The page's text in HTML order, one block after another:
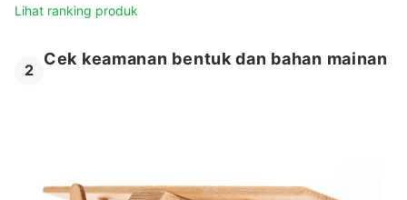
Lihat ranking produk
2
Cek keamanan bentuk dan bahan mainan